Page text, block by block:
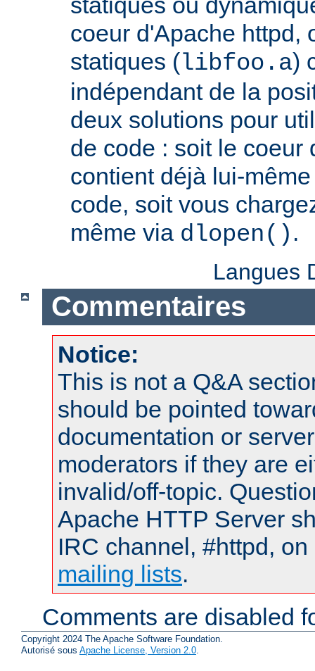
coeur d'Apache httpd,
statiques (libfoo.a)
indépendant de la
deux solutions pour
de code : soit le coeur
contient déjà lui-
code, soit vous
même via dlopen() .
Langues
Commentaires
Notice:
This is not a Q&A
should be pointed
documentation or
moderators if they are
invalid/off-topic.
Apache HTTP Server
IRC channel, #httpd,
mailing lists.
Comments are disabled
Copyright 2024 The Apache Software Foundation.
Autorisé sous Apache License, Version 2.0